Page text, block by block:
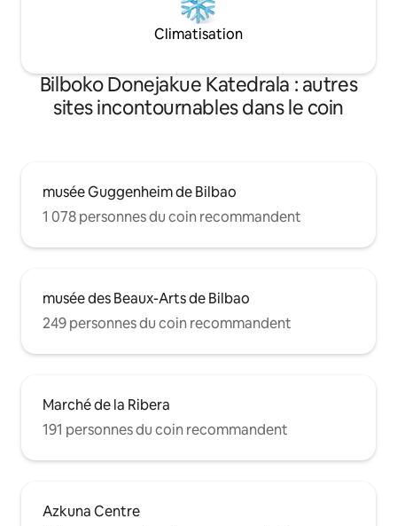
Climatisation
Bilboko Donejakue Katedrala : autres
sites incontournables dans le coin
musée Guggenheim de Bilbao
1 078 personnes du coin recommandent
musée des Beaux-Arts de Bilbao
249 personnes du coin recommandent
Marché de la Ribera
191 personnes du coin recommandent
Azkuna Centre